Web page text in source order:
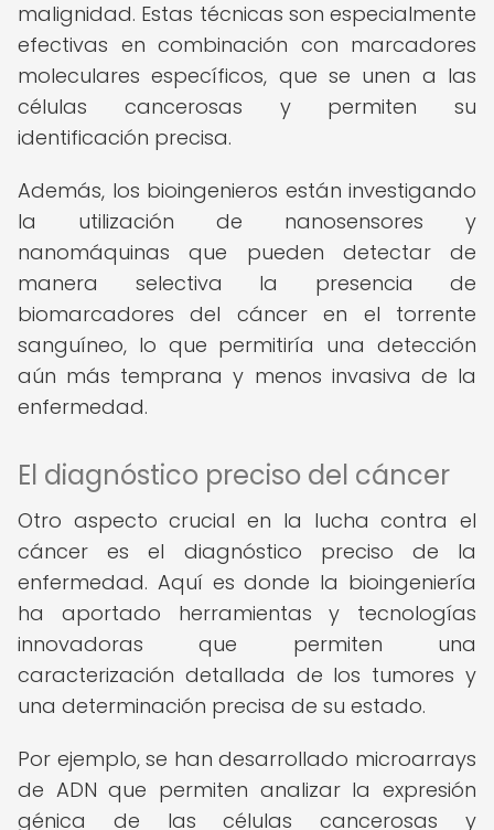
malignidad. Estas técnicas son especialmente
efectivas en combinación con marcadores
moleculares específicos, que se unen a las
células cancerosas y permiten su
identificación precisa.
Además, los bioingenieros están investigando
la utilización de nanosensores y
nanomáquinas que pueden detectar de
manera selectiva la presencia de
biomarcadores del cáncer en el torrente
sanguíneo, lo que permitiría una detección
aún más temprana y menos invasiva de la
enfermedad.
El diagnóstico preciso del cáncer
Otro aspecto crucial en la lucha contra el
cáncer es el diagnóstico preciso de la
enfermedad. Aquí es donde la bioingeniería
ha aportado herramientas y tecnologías
innovadoras que permiten una
caracterización detallada de los tumores y
una determinación precisa de su estado.
Por ejemplo, se han desarrollado microarrays
de ADN que permiten analizar la expresión
génica de las células cancerosas y